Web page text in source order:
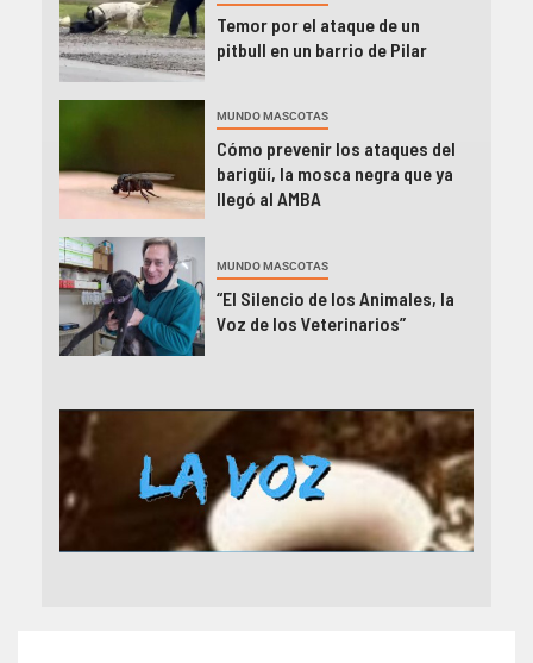
Temor por el ataque de un
pitbull en un barrio de Pilar
MUNDO MASCOTAS
Cómo prevenir los ataques del
barigüí, la mosca negra que ya
llegó al AMBA
MUNDO MASCOTAS
“El Silencio de los Animales, la
Voz de los Veterinarios”